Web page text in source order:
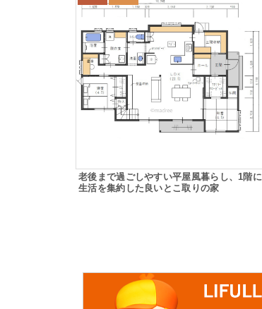
老後まで過ごしやすい平屋風暮らし、1階に
生活を集約した良いとこ取りの家